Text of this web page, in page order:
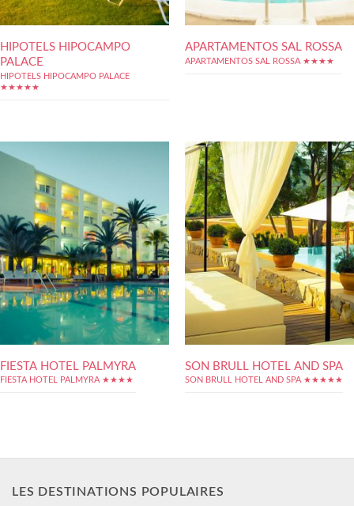
HIPOTELS HIPOCAMPO
PALACE
HIPOTELS HIPOCAMPO PALACE
★★★★★
APARTAMENTOS SAL ROSSA
APARTAMENTOS SAL ROSSA ★★★★
FIESTA HOTEL PALMYRA
FIESTA HOTEL PALMYRA ★★★★
SON BRULL HOTEL AND SPA
SON BRULL HOTEL AND SPA ★★★★★
LES DESTINATIONS POPULAIRES